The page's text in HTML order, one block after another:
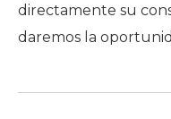
directamente su
daremos la